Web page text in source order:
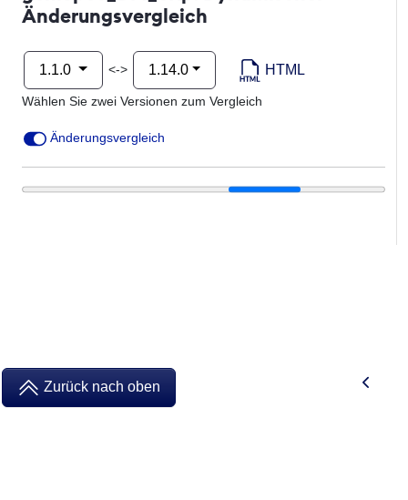
Änderungsvergleich
1.1.0 <-> 1.14.0 HTML
Wählen Sie zwei Versionen zum Vergleich
Änderungsvergleich
Zurück nach oben